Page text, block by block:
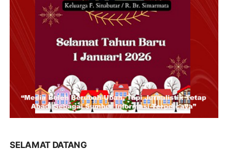
SELAMAT DATANG